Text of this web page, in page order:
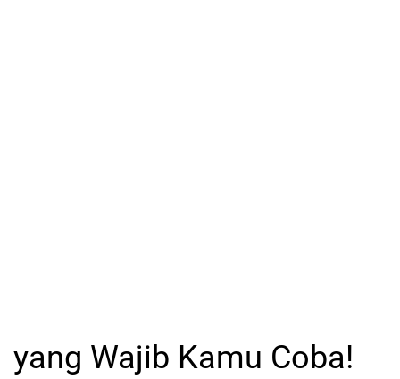
yang Wajib Kamu Coba!